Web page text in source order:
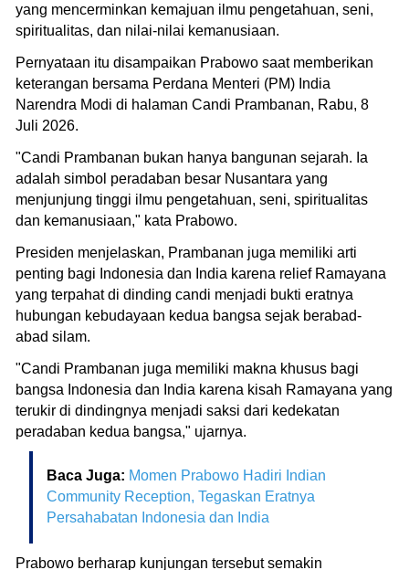
yang mencerminkan kemajuan ilmu pengetahuan, seni,
spiritualitas, dan nilai-nilai kemanusiaan.
Pernyataan itu disampaikan Prabowo saat memberikan
keterangan bersama Perdana Menteri (PM) India
Narendra Modi di halaman Candi Prambanan, Rabu, 8
Juli 2026.
"Candi Prambanan bukan hanya bangunan sejarah. Ia
adalah simbol peradaban besar Nusantara yang
menjunjung tinggi ilmu pengetahuan, seni, spiritualitas
dan kemanusiaan," kata Prabowo.
Presiden menjelaskan, Prambanan juga memiliki arti
penting bagi Indonesia dan India karena relief Ramayana
yang terpahat di dinding candi menjadi bukti eratnya
hubungan kebudayaan kedua bangsa sejak berabad-
abad silam.
"Candi Prambanan juga memiliki makna khusus bagi
bangsa Indonesia dan India karena kisah Ramayana yang
terukir di dindingnya menjadi saksi dari kedekatan
peradaban kedua bangsa," ujarnya.
Baca Juga: Momen Prabowo Hadiri Indian
Community Reception, Tegaskan Eratnya
Persahabatan Indonesia dan India
Prabowo berharap kunjungan tersebut semakin